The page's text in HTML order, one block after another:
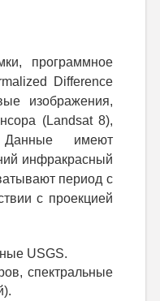
программное
Difference
изображения,
(Landsat 8),
Данные имеют
инфракрасный
период с
с проекцией
USGS.
спектральные